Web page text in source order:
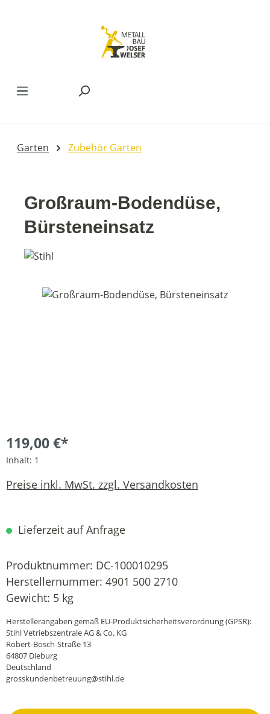
Garten Zubehör Garten
Großraum-Bodendüse,
Bürsteneinsatz
Bildergalerie überspringen
119,00 €*
Inhalt: 1
Preise inkl. MwSt. zzgl. Versandkosten
Lieferzeit auf Anfrage
Produktnummer: DC-100010295
Herstellernummer: 4901 500 2710
Gewicht: 5 kg
Herstellerangaben gemäß EU-Produktsicherheitsverordnung (GPSR):
Stihl Vetriebszentrale AG & Co. KG
Robert-Bosch-Straße 13
64807 Dieburg
Deutschland
grosskundenbetreuung@stihl.de